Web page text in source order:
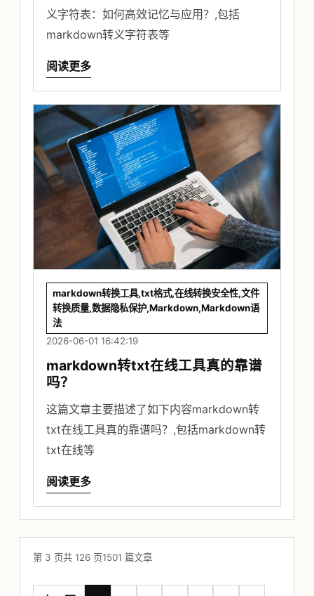
义字符表：如何高效记忆与应用？,包括
markdown转义字符表等
阅读更多
markdown转换工具,txt格式,在线转换安全性,文件
转换质量,数据隐私保护,Markdown,Markdown语
法
2026-06-01 16:42:19
markdown转txt在线工具真的靠谱
吗？
这篇文章主要描述了如下内容markdown转
txt在线工具真的靠谱吗？,包括markdown转
txt在线等
阅读更多
第 3 页共 126 页1501 篇文章